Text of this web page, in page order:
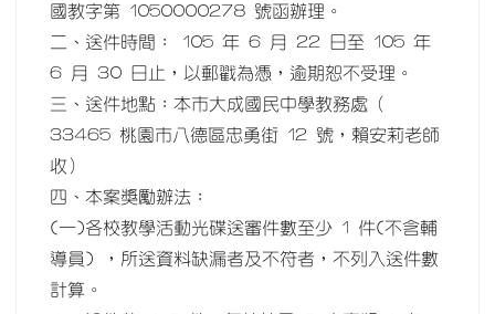
國教字第 1050000278 號函辦理。
二、送件時間： 105 年 6 月 22 日至 105 年
6 月 30 日止，以郵戳為憑，逾期恕不受理。
三、送件地點：本市大成國民中學教務處（
33465 桃園市八德區忠勇街 12 號，賴安莉老師
收）
四、本案獎勵辦法：
(一)各校教學活動光碟送審件數至少 1 件(不含輔
導員) ，所送資料缺漏者及不符者，不列入送件數
計算。